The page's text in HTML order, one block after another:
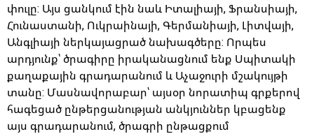
փուլը: Այս ցանկում էին նաև Իտալիայի, Ֆրանսիայի,
Հունաստանի, Ուկրաինայի, Գերմանիայի, Լիտվայի,
Անգլիայի ներկայացրած նախագծերը: Որպես
արդյունք՝ ծրագիրը իրականացնում ենք Սպիտակի
քաղաքային գրադարանում և Աչաջուրի մշակույթի
տանը: Մասնավորաբար՝ այսօր նորատիպ գրքերով
հագեցած ընթերցանության անկյուններ կբացենք
այս գրադարանում, ծրագրի ընթացքում